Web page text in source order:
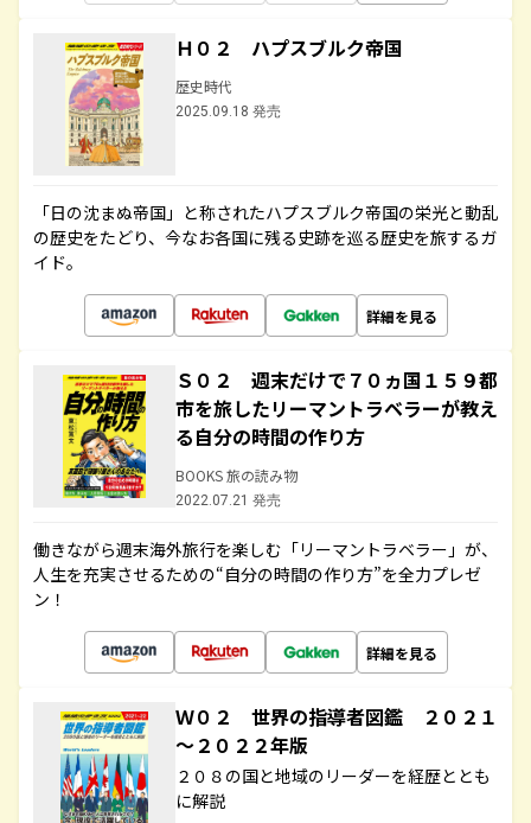
Ｈ０２ ハプスブルク帝国
歴史時代
2025.09.18 発売
「日の沈まぬ帝国」と称されたハプスブルク帝国の栄光と動乱
の歴史をたどり、今なお各国に残る史跡を巡る歴史を旅するガ
イド。
詳細を見る
Ｓ０２ 週末だけで７０ヵ国１５９都
市を旅したリーマントラベラーが教え
る自分の時間の作り方
BOOKS 旅の読み物
2022.07.21 発売
働きながら週末海外旅行を楽しむ「リーマントラベラー」が、
人生を充実させるための“自分の時間の作り方”を全力プレゼ
ン！
詳細を見る
Ｗ０２ 世界の指導者図鑑 ２０２１
～２０２２年版
２０８の国と地域のリーダーを経歴ととも
に解説